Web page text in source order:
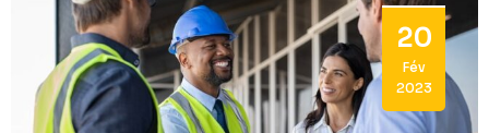
20
Fév
2023